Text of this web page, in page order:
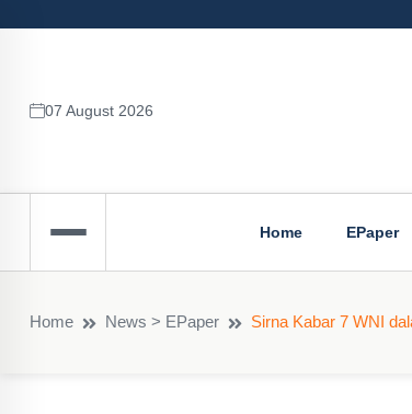
07 August 2026
Home EPaper
Home News > EPaper Sirna Kabar 7 WNI